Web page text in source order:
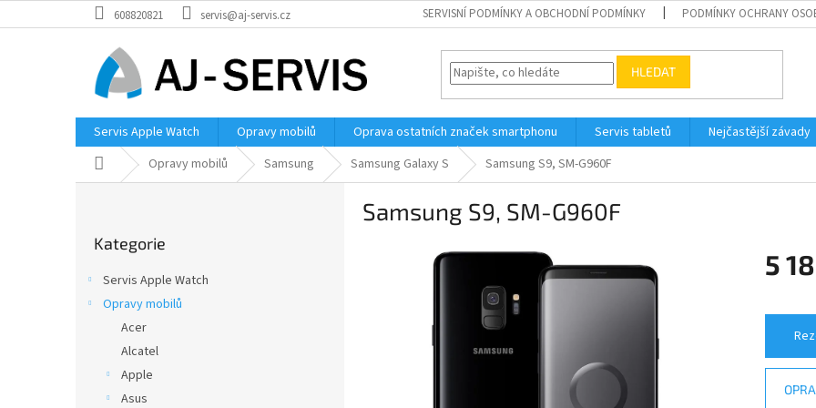
na
608820821 servis@aj-servis.cz SERVISNÍ PODMÍNKY A OBCHODNÍ PODMÍNKY PODMÍNKY OCHRANY
HLEDAT
Servis Apple Watch Opravy mobilů Oprava ostatních značek smartphonu Servis tabletů Nejčastější závady
Domů Opravy mobilů Samsung Samsung Galaxy S Samsung S9, SM-G960F
kategorie
Kategorie
Servis Apple Watch
Opravy mobilů
Acer
Alcatel
Apple
Asus
Samsung S9, SM-G960F
5
cena: